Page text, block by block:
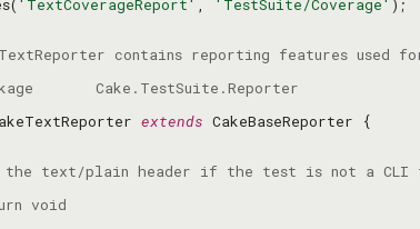
'TextCoverageReport' , 'TestSuite/Coverage'
extends